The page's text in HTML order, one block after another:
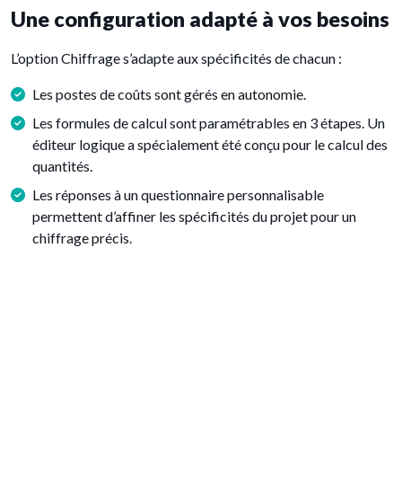
Une configuration adapté à vos besoins
L’option Chiffrage s’adapte aux spécificités de chacun :
Les postes de coûts sont gérés en autonomie.
Les formules de calcul sont paramétrables en 3 étapes. Un
éditeur logique a spécialement été conçu pour le calcul des
quantités.
Les réponses à un questionnaire personnalisable
permettent d’affiner les spécificités du projet pour un
chiffrage précis.